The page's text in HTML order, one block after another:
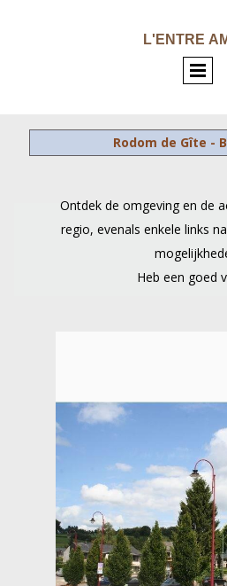
L'ENTRE
Rodom de Gîte -
Ontdek de omgeving en de
regio, evenals enkele links
Heb een goed